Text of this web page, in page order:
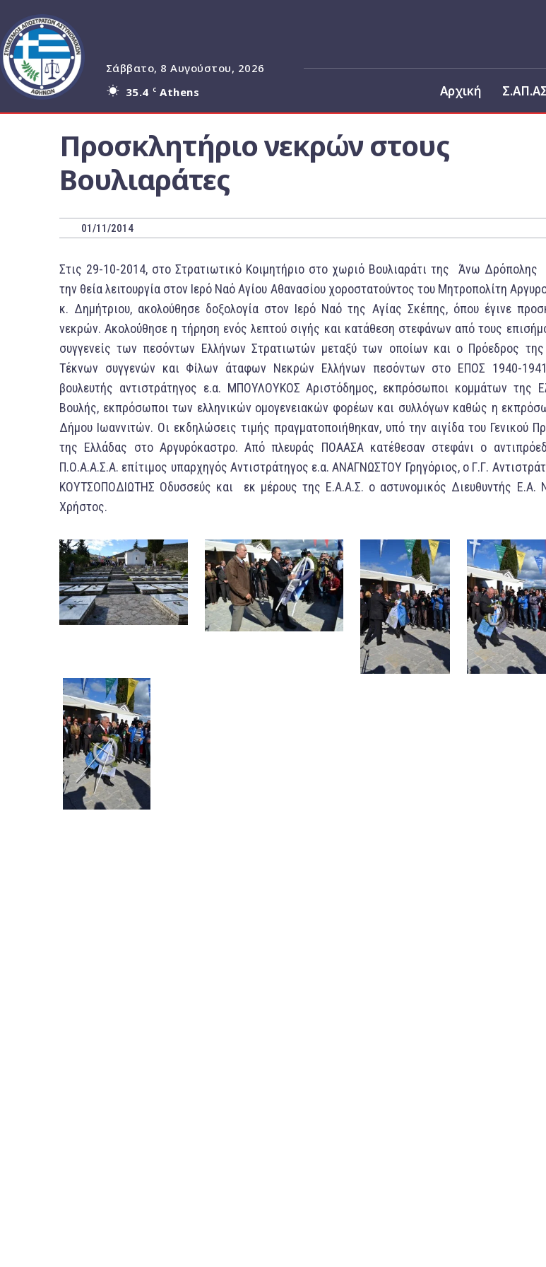
Σάββατο, 8 Αυγούστου, 2026
35.4 C Athens Αρχική
Προσκλητήριο νεκρών στους
Βουλιαράτες
01/11/2014
Στις 29-10-2014, στο Στρατιωτικό Κοιμητήριο στο χωριό Βουλιαράτι της Άνω Δρόπολης
την θεία λειτουργία στον Ιερό Ναό Αγίου Αθανασίου χοροστατούντος του Μητροπολίτη
κ. Δημήτριου, ακολούθησε δοξολογία στον Ιερό Ναό της Αγίας Σκέπης, όπου έγινε
νεκρών. Ακολούθησε η τήρηση ενός λεπτού σιγής και κατάθεση στεφάνων από τους
συγγενείς των πεσόντων Ελλήνων Στρατιωτών μεταξύ των οποίων και ο Πρόεδρος
Τέκνων συγγενών και Φίλων άταφων Νεκρών Ελλήνων πεσόντων στο ΕΠΟΣ 1940-
βουλευτής αντιστράτηγος ε.α. ΜΠΟΥΛΟΥΚΟΣ Αριστόδημος, εκπρόσωποι κομμάτων της
Βουλής, εκπρόσωποι των ελληνικών ομογενειακών φορέων και συλλόγων καθώς η
Δήμου Ιωαννιτών. Οι εκδηλώσεις τιμής πραγματοποιήθηκαν, υπό την αιγίδα του Γενικού
της Ελλάδας στο Αργυρόκαστρο. Από πλευράς ΠΟΑΑΣΑ κατέθεσαν στεφάνι ο
Π.Ο.Α.Α.Σ.Α. επίτιμος υπαρχηγός Αντιστράτηγος ε.α. ΑΝΑΓΝΩΣΤΟΥ Γρηγόριος, ο Γ.Γ.
ΚΟΥΤΣΟΠΟΔΙΩΤΗΣ Οδυσσεύς και εκ μέρους της Ε.Α.Α.Σ. ο αστυνομικός Διευθυντής Ε.Α.
Χρήστος.